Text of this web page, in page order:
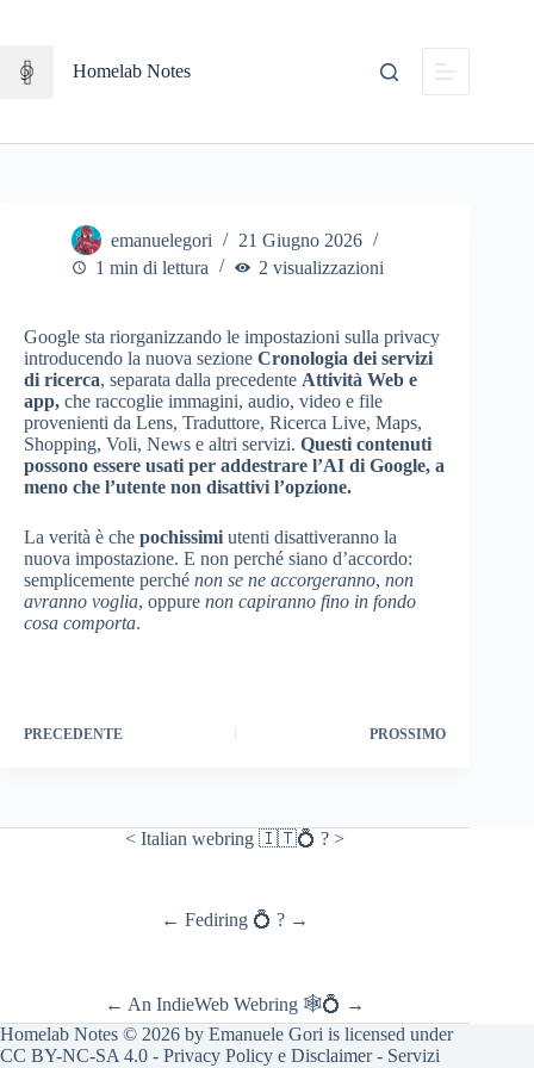
Homelab Notes
emanuelegori
21 Giugno 2026
1 min di lettura
2 visualizzazioni
Google sta riorganizzando le impostazioni sulla privacy
introducendo la nuova sezione Cronologia dei servizi
di ricerca, separata dalla precedente Attività Web e
app, che raccoglie immagini, audio, video e file
provenienti da Lens, Traduttore, Ricerca Live, Maps,
Shopping, Voli, News e altri servizi. Questi contenuti
possono essere usati per addestrare l’AI di Google, a
meno che l’utente non disattivi l’opzione.
La verità è che pochissimi utenti disattiveranno la
nuova impostazione. E non perché siano d’accordo:
semplicemente perché non se ne accorgeranno, non
avranno voglia, oppure non capiranno fino in fondo
cosa comporta.
PRECEDENTE PROSSIMO
< Italian webring 🇮🇹💍 ? >
← Fediring 💍 ? →
← AnIndieWeb Webring 🕸💍 →
Homelab Notes © 2026 by Emanuele Gori is licensed under
CC BY-NC-SA 4.0 - Privacy Policy e Disclaimer- Servizi